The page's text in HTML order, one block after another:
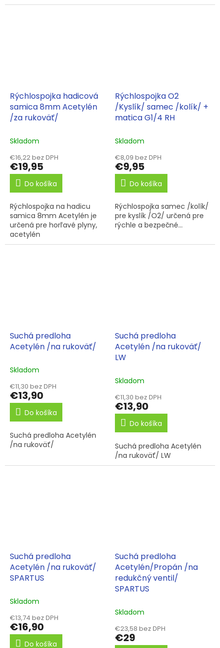
Rýchlospojka hadicová
samica 8mm Acetylén
/za rukoväť/
Skladom
€16,22 bez DPH
€19,95
Do košíka
Rýchlospojka na hadicu
samica 8mm Acetylén je
určená pre horľavé plyny,
acetylén
Rýchlospojka O2
/Kyslík/ samec /kolík/ +
matica G1/4 RH
Skladom
€8,09 bez DPH
€9,95
Do košíka
Rýchlospojka samec /kolík/
pre kyslík /O2/ určená pre
rýchle a bezpečné...
Suchá predloha
Acetylén /na rukoväť/
Skladom
€11,30 bez DPH
€13,90
Do košíka
Suchá predloha Acetylén
/na rukoväť/
Suchá predloha
Acetylén /na rukoväť/
LW
Skladom
€11,30 bez DPH
€13,90
Do košíka
Suchá predloha Acetylén
/na rukoväť/ LW
Suchá predloha
Acetylén /na rukoväť/
SPARTUS
Skladom
€13,74 bez DPH
€16,90
Do košíka
Suchá predloha
Acetylén/Propán /na
redukčný ventil/
SPARTUS
Skladom
€23,58 bez DPH
€29